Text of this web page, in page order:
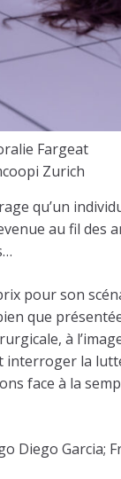
Fargeat
Zurich
qu’un
au fil des
pour son
que
à
la
face à la
Garcia;